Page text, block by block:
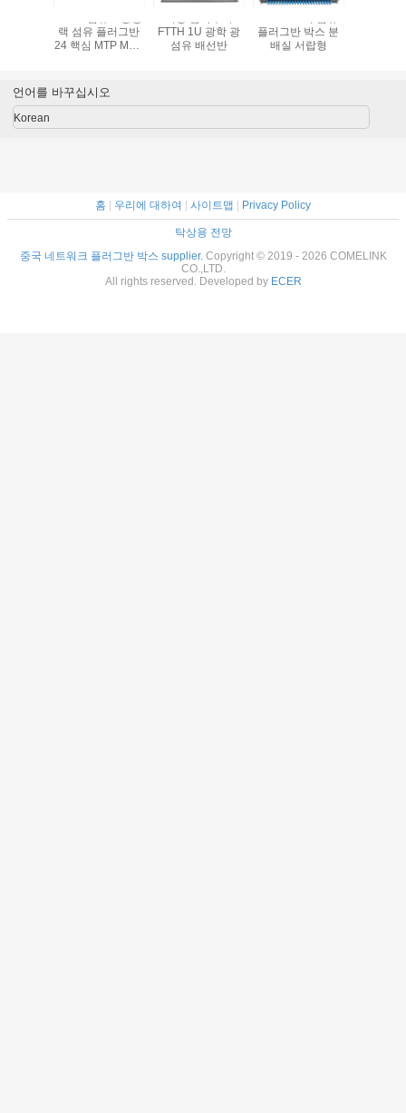
랙 섬유 플러그반
24 핵심 MTP MPO
FTTH 1U 광학 광
섬유 배선반
플러그반 박스 분
배실 서랍형
언어를 바꾸십시오
Korean
홈 우리에 대하여 사이트맵 Privacy Policy
탁상용 전망
중국 네트워크 플러그반 박스 supplier. Copyright © 2019 - 2026 COMELINK
CO.,LTD.
All rights reserved. Developed by ECER